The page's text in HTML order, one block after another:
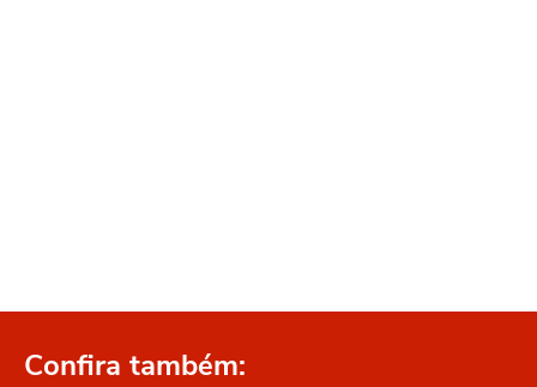
Confira também: